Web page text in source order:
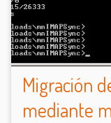
Migración
mediante